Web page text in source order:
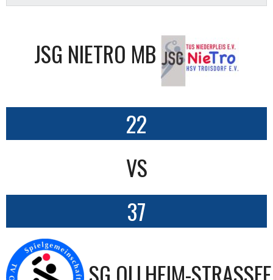
JSG NIETRO MB
22
VS
37